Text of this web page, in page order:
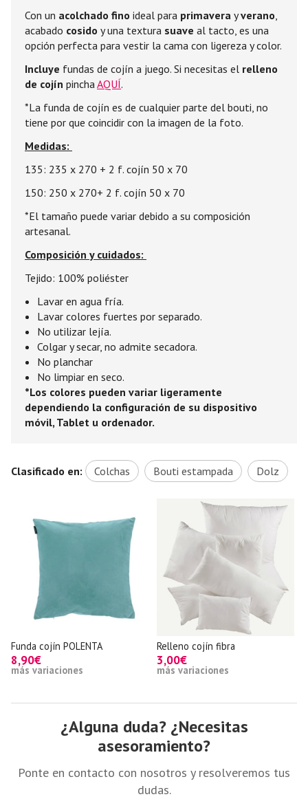
Con un acolchado fino ideal para primavera yverano,
acabado cosido y una textura suave al tacto, es una
opción perfecta para vestir la cama con ligereza y color.
Incluye fundas de cojín a juego. Si necesitas el relleno
de cojín pinchaAQUÍ.
*La funda de cojín es de cualquier parte del bouti, no
tiene por que coincidir con la imagen de la foto.
Medidas:
135: 235 x 270 + 2 f. cojín 50 x 70
150: 250 x 270+ 2 f. cojín 50 x 70
*El tamaño puede variar debido a su composición
artesanal.
Composición y cuidados:
Tejido: 100% poliéster
Lavar en agua fría.
Lavar colores fuertes por separado.
No utilizar lejía.
Colgar y secar, no admite secadora.
No planchar
No limpiar en seco.
*Los colores pueden variar ligeramente
dependiendo la configuración de su dispositivo
móvil, Tablet u ordenador.
Clasificado en: Colchas Bouti estampada Dolz
cojín POLENTA Relleno cojín fibra
más variaciones
¿Alguna duda? ¿Necesitas
asesoramiento?
Ponte en contacto con nosotros y resolveremos tus
dudas.